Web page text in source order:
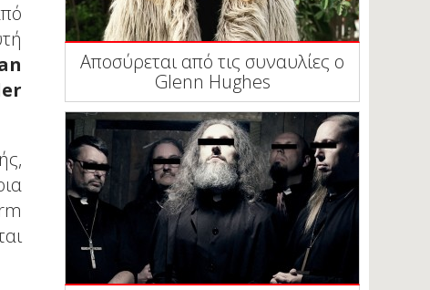
Αποσύρεται από τις συναυλίες ο
Glenn Hughes